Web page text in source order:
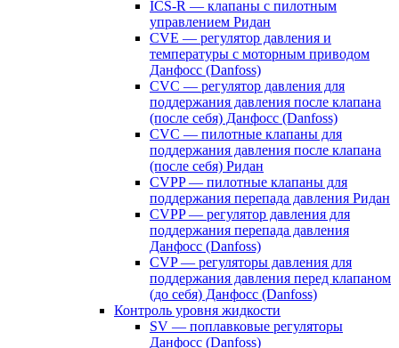
ICS-R — клапаны с пилотным
управлением Ридан
CVE — регулятор давления и
температуры с моторным приводом
Данфосс (Danfoss)
CVС — регулятор давления для
поддержания давления после клапана
(после себя) Данфосс (Danfoss)
CVС — пилотные клапаны для
поддержания давления после клапана
(после себя) Ридан
CVPP — пилотные клапаны для
поддержания перепада давления Ридан
CVPP — регулятор давления для
поддержания перепада давления
Данфосс (Danfoss)
CVP — регуляторы давления для
поддержания давления перед клапаном
(до себя) Данфосс (Danfoss)
Контроль уровня жидкости
SV — поплавковые регуляторы
Данфосс (Danfoss)